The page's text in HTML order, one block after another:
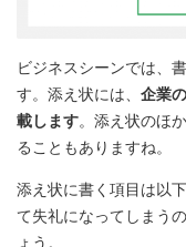
ビジネスシーンでは、
す。添え状には、 企業
載します。添え状のほ
ることもありますね。
添え状に書く項目は以
て失礼になってしまう
ょう。